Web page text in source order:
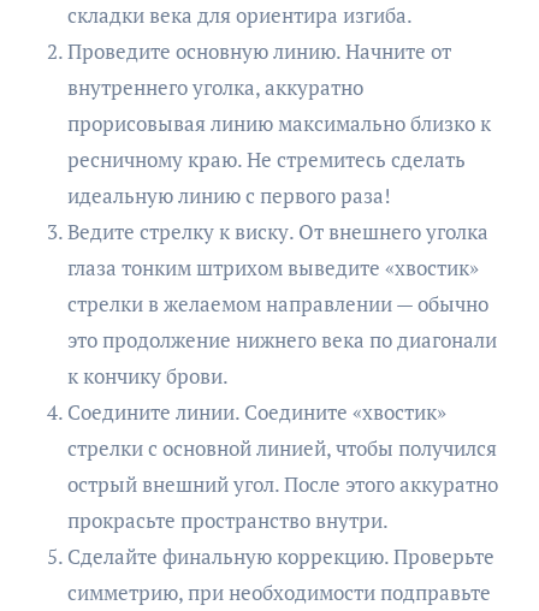
складки века для ориентира изгиба.
Проведите основную линию. Начните от
внутреннего уголка, аккуратно
прорисовывая линию максимально близко к
ресничному краю. Не стремитесь сделать
идеальную линию с первого раза!
Ведите стрелку к виску. От внешнего уголка
глаза тонким штрихом выведите «хвостик»
стрелки в желаемом направлении — обычно
это продолжение нижнего века по диагонали
к кончику брови.
Соедините линии. Соедините «хвостик»
стрелки с основной линией, чтобы получился
острый внешний угол. После этого аккуратно
прокрасьте пространство внутри.
Сделайте финальную коррекцию. Проверьте
симметрию, при необходимости подправьте